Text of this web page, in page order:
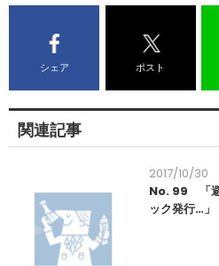
シェア ポスト
関連記事
2017/10/30
No. 99 「避
ック発行…」